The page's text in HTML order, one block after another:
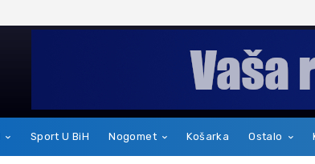
Sport U BiH Nogomet Košarka Ostalo